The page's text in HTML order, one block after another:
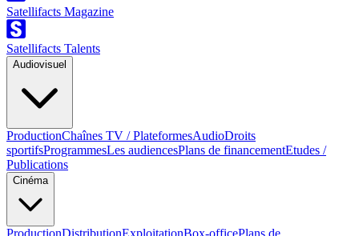
Satellifacts Magazine
Satellifacts Talents
Audiovisuel
ProductionChaînes TV / PlateformesAudioDroits
sportifsProgrammesLes audiencesPlans de financementEtudes /
Publications
Cinéma